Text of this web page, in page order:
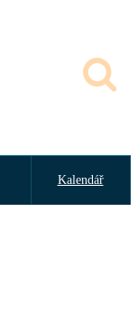
Kalendář